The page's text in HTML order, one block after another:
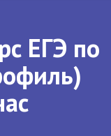
ЕГЭ по